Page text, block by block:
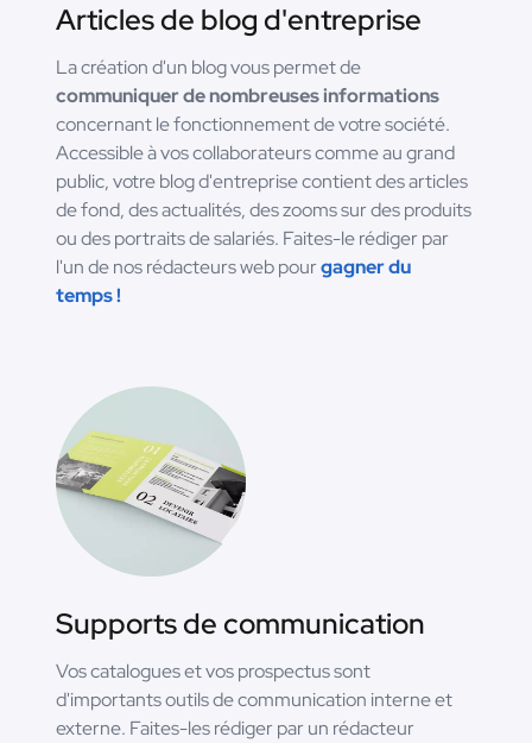
Articles de blog d'entreprise
La création d'un blog vous permet de
communiquer de nombreuses informations
concernant le fonctionnement de votre société.
Accessible à vos collaborateurs comme au grand
public, votre blog d'entreprise contient des articles
de fond, des actualités, des zooms sur des produits
ou des portraits de salariés. Faites-le rédiger par
l'un de nos rédacteurs web pourgagner du
temps !
Supports de communication
Vos catalogues et vos prospectus sont
d'importants outils de communication interne et
externe. Faites-les rédiger par un rédacteur